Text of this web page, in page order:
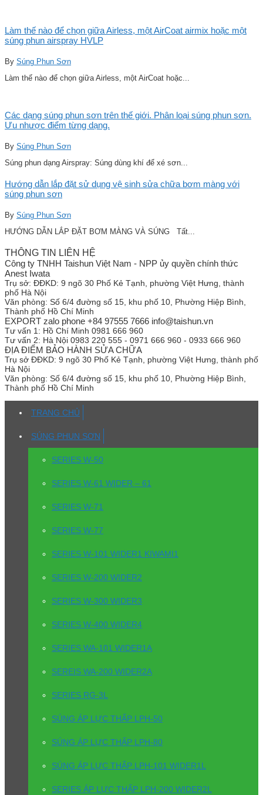
Làm thế nào để chọn giữa Airless, một AirCoat airmix hoặc một
súng phun airspray HVLP
By Súng Phun Sơn
Làm thế nào để chọn giữa Airless, một AirCoat hoặc...
Các dạng súng phun sơn trên thế giới. Phân loại súng phun sơn.
Ưu nhược điểm từng dạng.
By Súng Phun Sơn
Súng phun dạng Airspray: Súng dùng khí để xé sơn...
Hướng dẫn lắp đặt sử dụng vệ sinh sửa chữa bơm màng với
súng phun sơn
By Súng Phun Sơn
HƯỚNG DẪN LẮP ĐẶT BƠM MÀNG VÀ SÚNG Tất...
THÔNG TIN LIÊN HỆ
Công ty TNHH Taishun Việt Nam - NPP ủy quyền chính thức
Anest Iwata
Trụ sở: ĐĐKD: 9 ngõ 30 Phố Kẻ Tạnh, phường Việt Hưng, thành
phố Hà Nội
Văn phòng: Số 6/4 đường số 15, khu phố 10, Phường Hiệp Bình,
Thành phố Hồ Chí Minh
EXPORT zalo phone +84 97555 7666 info@taishun.vn
Tư vấn 1: Hồ Chí Minh 0981 666 960
Tư vấn 2: Hà Nội 0983 220 555 - 0971 666 960 - 0933 666 960
ĐỊA ĐIỂM BẢO HÀNH SỬA CHỮA
Trụ sở ĐĐKD: 9 ngõ 30 Phố Kẻ Tạnh, phường Việt Hưng, thành phố
Hà Nội
Văn phòng: Số 6/4 đường số 15, khu phố 10, Phường Hiệp Bình,
Thành phố Hồ Chí Minh
TRANG CHỦ
SÚNG PHUN SƠN
SERIES W-50
SERIES W-61 WIDER – 61
SERIES W-71
SERIES W-77
SERIES W-101 WIDER1 KIWAMI1
SERIES W-200 WIDER2
SERIES W-300 WIDER3
SERIES W-400 WIDER4
SERIES WA-101 WIDER1A
SEREIS WA-200 WIDER2A
SERIES RG-3L
SÚNG ÁP LỰC THẤP LPH-50
SÚNG ÁP LỰC THẤP LPH-80
SÚNG ÁP LỰC THẤP LPH-101 WIDER1L
SERIES ÁP LỰC THẤP LPH-200 WIDER2L